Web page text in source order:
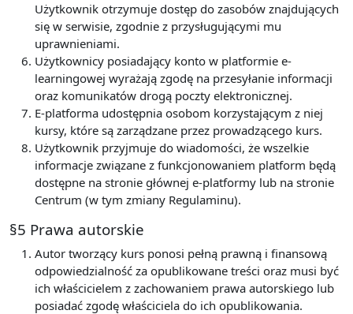
Użytkownik otrzymuje dostęp do zasobów znajdujących
się w serwisie, zgodnie z przysługującymi mu
uprawnieniami.
Użytkownicy posiadający konto w platformie e-
learningowej wyrażają zgodę na przesyłanie informacji
oraz komunikatów drogą poczty elektronicznej.
E-platforma udostępnia osobom korzystającym z niej
kursy, które są zarządzane przez prowadzącego kurs.
Użytkownik przyjmuje do wiadomości, że wszelkie
informacje związane z funkcjonowaniem platform będą
dostępne na stronie głównej e-platformy lub na stronie
Centrum (w tym zmiany Regulaminu).
§5 Prawa autorskie
Autor tworzący kurs ponosi pełną prawną i finansową
odpowiedzialność za opublikowane treści oraz musi być
ich właścicielem z zachowaniem prawa autorskiego lub
posiadać zgodę właściciela do ich opublikowania.